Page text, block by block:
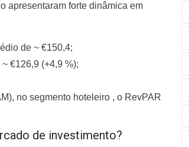
apresentaram forte dinâmica em
de ~ €150,4;
€126,9 (+4,9 %);
no segmento hoteleiro , o RevPAR
de investimento?